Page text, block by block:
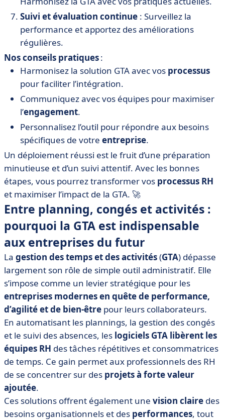
Suivi et évaluation continue : Surveillez la
performance et apportez des améliorations
régulières.
Nos conseils pratiques:
Harmonisez la solution GTA avec vos processus
pour faciliter l’intégration.
Communiquez avec vos équipes pour maximiser
l’engagement.
Personnalisez l’outil pour répondre aux besoins
spécifiques de votre entreprise.
Un déploiement réussi est le fruit d’une préparation
minutieuse et d’un suivi attentif. Avec les bonnes
étapes, vous pourrez transformer vos processus RH
et maximiser l’impact de la GTA. 🚀
Entre planning, congés et activités :
pourquoi la GTA est indispensable
aux entreprises du futur
La gestion des temps et des activités(GTA) dépasse
largement son rôle de simple outil administratif. Elle
s’impose comme un levier stratégique pour les
entreprises modernes en quête de performance,
d’agilité et de bien-être pour leurs collaborateurs.
En automatisant les plannings, la gestion des congés
et le suivi des absences, les logiciels GTA libèrent les
équipes RH des tâches répétitives et consommatrices
de temps. Ce gain permet aux professionnels des RH
de se concentrer sur des projets à forte valeur
ajoutée.
Ces solutions offrent également une vision claire des
besoins organisationnels et des performances, tout